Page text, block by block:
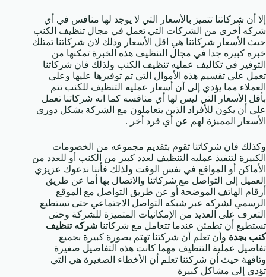
إلا أن شركاتنا تتميز بالأسعار التي لا يوجد لها منافس في أي
شركه أخرى من الشركات التي تعمل في مجال تنظيف الكنب
حيث الأسعار شركاتنا هي اقل الأسعار وذلك لان شركاتنا تمتلك
خبره كبيره جدا في مجال التنظيف هذه الخبرة تمكنها من
التوفير في تكاليف عمليه تنظيف الكنب ولذلك فان شركاتنا
تعمل على تقسيم هذه الأموال التي تم توفيرها عليها وعلى
العملاء مما يؤدي إلى أن أسعار عمليه التنظيف للكنب تتم
بأقل الأسعار التي ليس لها أي منافسه كما انه شركاتنا تعمل
على أن يكون للأفراد الذين يتعاملون مع الشركة بشكل دوري
الأسعار المميزة لهم عن أي فرد أخر .
وكذلك فان شركاتنا تقوم بتقديم مجموعه من الخصومات
الكبيرة لتنفيذ عمليه التنظيف لعدد كبير من الكنب أو للعدد من
الأماكن أو المواقع في نفس الوقت ولذلك فأننا ندعوك عزيزي
العميل إلى التواصل مع شركاتنا والاتصال بها أما عن طريق
أرقام الهاتف الموضحة أو عن طريق التواصل مع الموقع
الرسمي لشركه عبر شبكه التواصل الاجتماعي حتى تستطيع
التعرف على العديد من الإمكانيات المتميزة للشركة وحتى
تستطيع أن تطمئن عندما تتعامل مع شركاتنا شركه تنظيف
كنب بجدة وأن تعلم أن شركتنا تهتم بصورة كبيرة بجميع
تفاصيل عملية التنظيف مهما كانت هذه التفاصيل صغيرة
وتافهة حيث أن شركتنا تعلم أن الأخطاء الصغيرة هي التي
تؤدي إلى مشاكل كبيرة